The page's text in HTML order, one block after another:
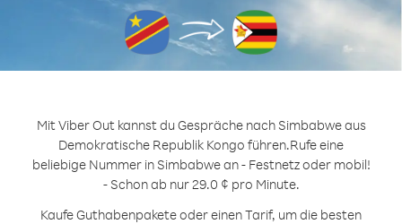
Mit Viber Out kannst du Gespräche nach Simbabwe aus
Demokratische Republik Kongo führen.Rufe eine
beliebige Nummer in Simbabwe an - Festnetz oder mobil!
- Schon ab nur 29.0 ¢ pro Minute.
Kaufe Guthabenpakete oder einen Tarif, um die besten